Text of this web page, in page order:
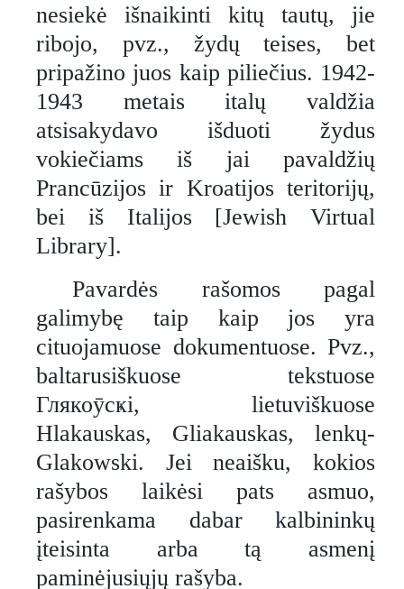
nesiekė išnaikinti kitų tautų, jie
ribojo, pvz., žydų teises, bet
pripažino juos kaip piliečius. 1942-
1943 metais italų valdžia
atsisakydavo išduoti žydus
vokiečiams iš jai pavaldžių
Prancūzijos ir Kroatijos teritorijų,
bei iš Italijos [Jewish Virtual
Library].
Pavardės rašomos pagal
galimybę taip kaip jos yra
cituojamuose dokumentuose. Pvz.,
baltarusiškuose tekstuose
Глякоӯсҝi, lietuviškuose
Hlakauskas, Gliakauskas, lenkų-
Glakowski. Jei neaišku, kokios
rašybos laikėsi pats asmuo,
pasirenkama dabar kalbininkų
įteisinta arba tą asmenį
paminėjusiųjų rašyba.